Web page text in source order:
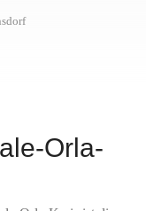
Orla-